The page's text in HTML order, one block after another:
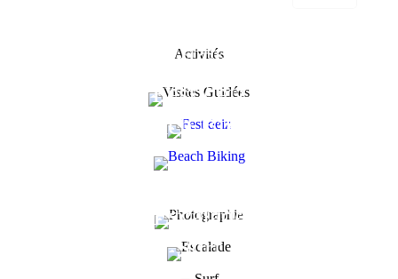
Activités
Visites Guidées
AVEL DEIZ
Fest deiz
FATBIKE
Beach Biking
Escalade
KERLOUAN
Surf